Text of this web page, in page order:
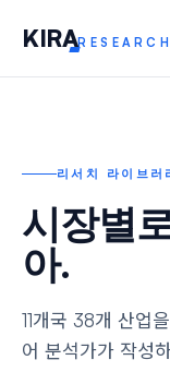
KIRARESEARCH
리서치 라이브러
시장별
아.
11개국 38개 산업
어 분석가가 작성